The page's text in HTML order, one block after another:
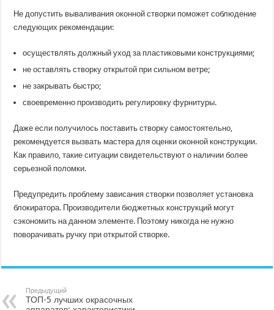
Не допустить вываливания оконной створки поможет соблюдение
следующих рекомендации:
осуществлять должный уход за пластиковыми конструкциями;
не оставлять створку открытой при сильном ветре;
не закрывать быстро;
своевременно производить регулировку фурнитуры.
Даже если получилось поставить створку самостоятельно,
рекомендуется вызвать мастера для оценки оконной конструкции.
Как правило, такие ситуации свидетельствуют о наличии более
серьезной поломки.
Предупредить проблему зависания створки позволяет установка
блокиратора. Производители бюджетных конструкций могут
сэкономить на данном элементе. Поэтому никогда не нужно
поворачивать ручку при открытой створке.
Предыдущий
ТОП-5 лучших окрасочных